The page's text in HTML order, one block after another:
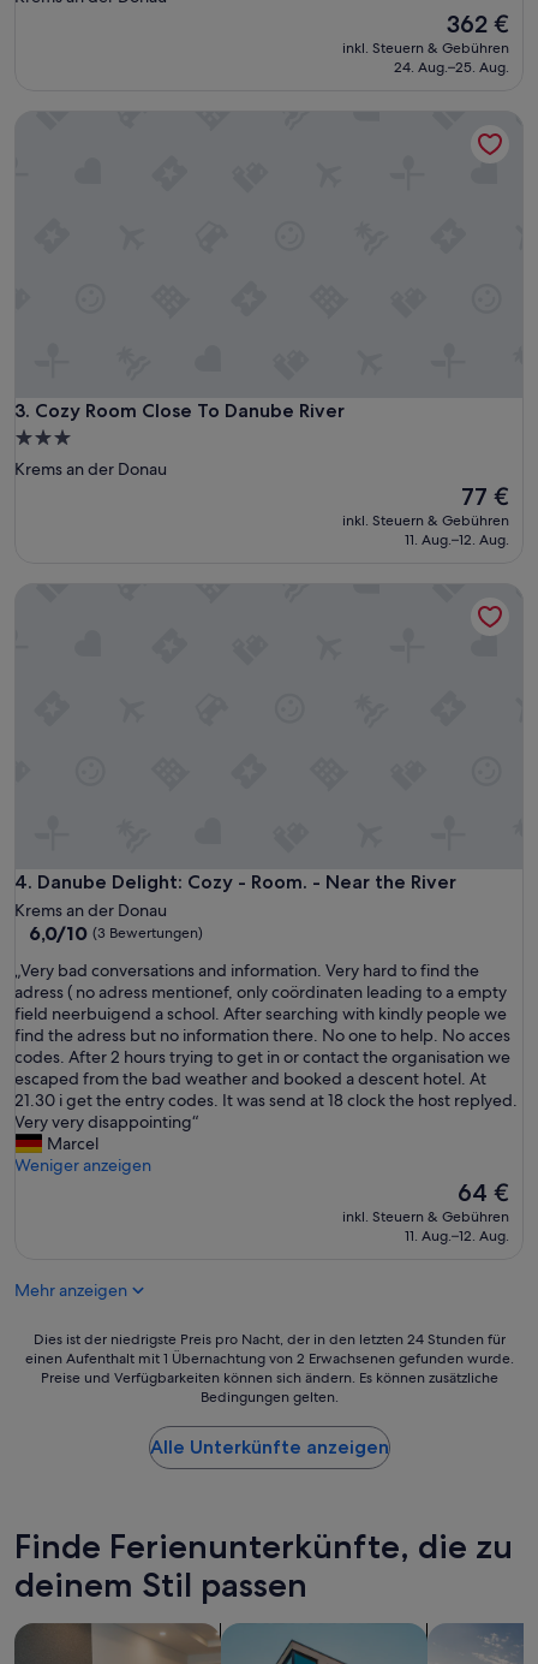
Der
Preis
beträgt
362 €
inkl. Steuern & Gebühren
24. Aug.–25. Aug.
3. Cozy Room Close To Danube River
Cozy Room Close To Danube River
3.0-
Sterne-
Krems an der Donau
Der
Preis
beträgt
77 €
inkl. Steuern & Gebühren
11. Aug.–12. Aug.
4. Danube Delight: Cozy - Room. - Near the River
Danube Delight: Cozy - Room. - Near the River
Krems an der Donau
6.0
10,
(3
Bewertungen)
6,0/10 (3 Bewertungen)
„
V
e
r
y
b
a
d
c
o
a
f
o
m
t
„Very bad conversations and information. Very hard to find the
adress ( no adress mentionef, only coördinaten leading to a empty
field neerbuigend a school. After searching with kindly people we
find the adress but no information there. No one to help. No acces
codes. After 2 hours trying to get in or contact the organisation we
escaped from the bad weather and booked a descent hotel. At
21.30 i get the entry codes. It was send at 18 clock the host replyed.
Very very disappointing“
Marcel
Weniger anzeigen
Der
Preis
beträgt
64 €
inkl. Steuern & Gebühren
11. Aug.–12. Aug.
Mehr anzeigen
Dies
ist
den
letzten
24 Stunden
für
einen
Aufenthalt
Dies ist der niedrigste Preis pro Nacht, der in den letzten 24 Stunden für
einen Aufenthalt mit 1 Übernachtung von 2 Erwachsenen gefunden wurde.
Preise und Verfügbarkeiten können sich ändern. Es können zusätzliche
Bedingungen gelten.
Alle Unterkünfte anzeigen
Finde Ferienunterkünfte, die zu
deinem Stil passen
Suche nach AparthotelsSuche nach ApartmentsSuche nach